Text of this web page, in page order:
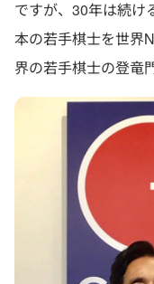
ですが、30年は続け
本の若手棋士を世界
界の若手棋士の登竜